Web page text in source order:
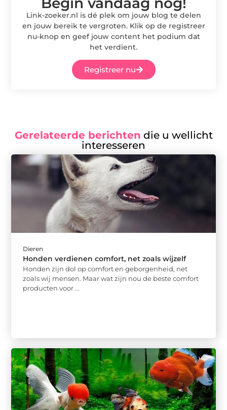
Link-zoeker.nl is dé plek om jouw blog te delen
en jouw bereik te vergroten. Klik op de registreer
nu-knop en geef jouw content het podium dat
het verdient.
Registreer nu
Gerelateerde berichten die u wellicht
interesseren
Dieren
Honden verdienen comfort, net zoals wijzelf
Honden zijn dol op comfort en geborgenheid, net
zoals wij mensen. Maar wat zijn nou de beste comfort
producten voor ...